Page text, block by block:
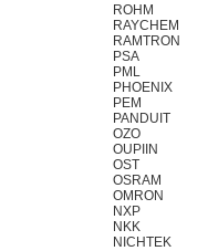
ROHM
RAYCHEM
RAMTRON
PSA
PML
PHOENIX
PEM
PANDUIT
OZO
OUPIIN
OST
OSRAM
OMRON
NXP
NKK
NICHTEK